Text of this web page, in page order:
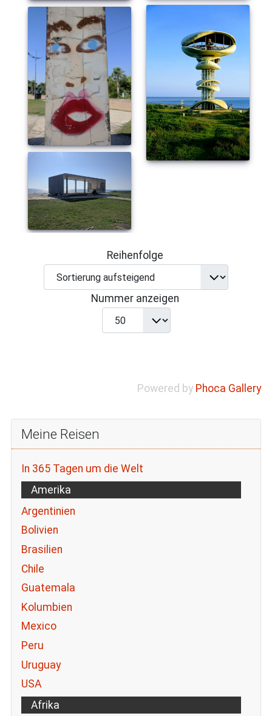
Reihenfolge
Nummer anzeigen
Powered by Phoca Gallery
Meine Reisen
In 365 Tagen um die Welt
Amerika
Argentinien
Bolivien
Brasilien
Chile
Guatemala
Kolumbien
Mexico
Peru
Uruguay
USA
Afrika